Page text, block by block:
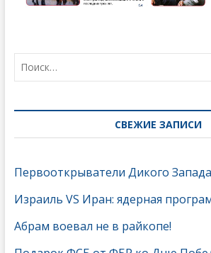
СВЕЖИЕ ЗАПИСИ
Первооткрыватели Дикого Запада
Израиль VS Иран: ядерная
Абрам воевал не в райкопе!